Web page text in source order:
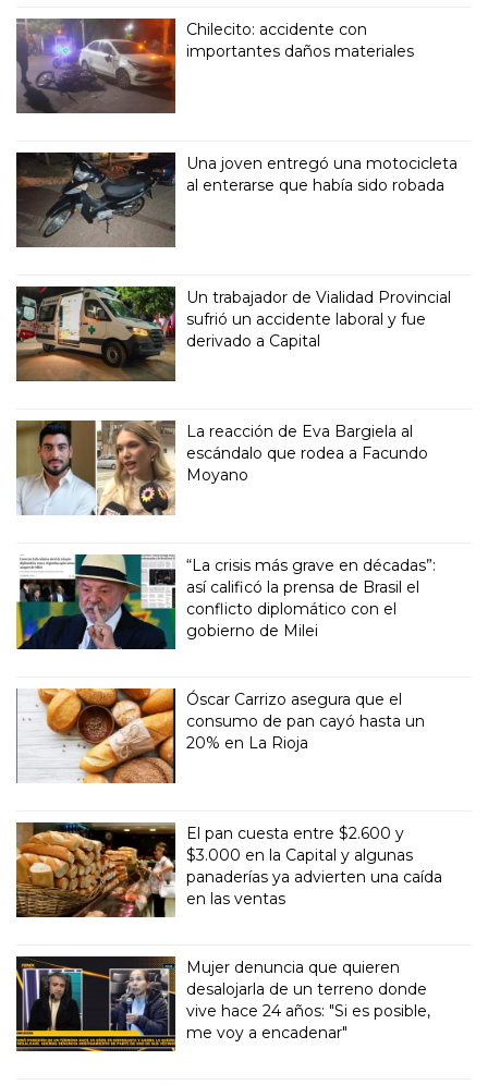
Chilecito: accidente con
importantes daños materiales
Una joven entregó una motocicleta
al enterarse que había sido robada
Un trabajador de Vialidad Provincial
sufrió un accidente laboral y fue
derivado a Capital
La reacción de Eva Bargiela al
escándalo que rodea a Facundo
Moyano
“La crisis más grave en décadas”:
así calificó la prensa de Brasil el
conflicto diplomático con el
gobierno de Milei
Óscar Carrizo asegura que el
consumo de pan cayó hasta un
20% en La Rioja
El pan cuesta entre $2.600 y
$3.000 en la Capital y algunas
panaderías ya advierten una caída
en las ventas
Mujer denuncia que quieren
desalojarla de un terreno donde
vive hace 24 años: "Si es posible,
me voy a encadenar"